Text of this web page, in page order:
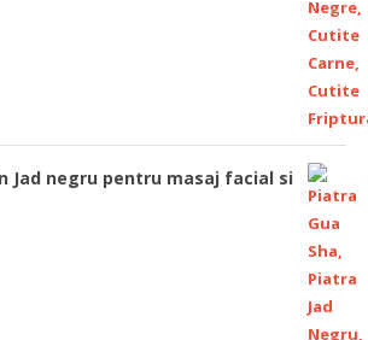
Jad negru pentru masaj facial si